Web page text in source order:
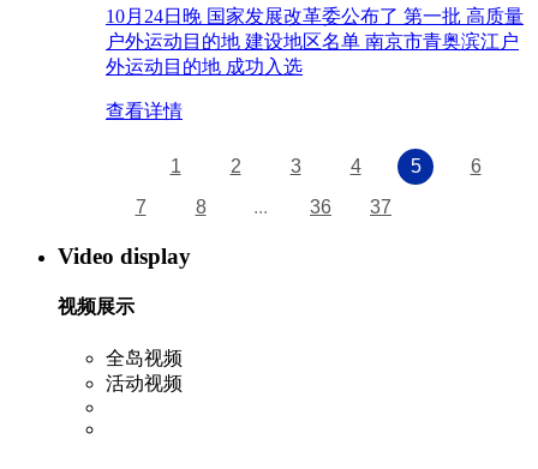
10月24日晚 国家发展改革委公布了 第一批 高质量
户外运动目的地 建设地区名单 南京市青奥滨江户
外运动目的地 成功入选
查看详情
1 2 3 4 5
6
7
8 ... 36 37
Video display
视频展示
全岛视频
活动视频